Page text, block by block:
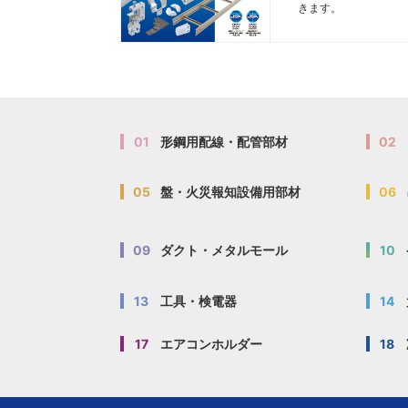
きます。
01 形鋼用配線・配管部材 02
05 盤・火災報知設備用部材 06
09 ダクト・メタルモール 10
13 工具・検電器 14
17 エアコンホルダー 18